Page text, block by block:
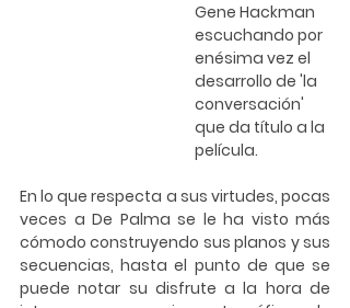
Gene Hackman
escuchando por
enésima vez el
desarrollo de 'la
conversación'
que da título a la
película.
En lo que respecta a sus virtudes, pocas
veces a De Palma se le ha visto más
cómodo construyendo sus planos y sus
secuencias, hasta el punto de que se
puede notar su disfrute a la hora de